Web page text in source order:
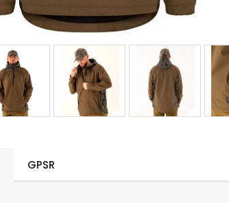
GPSR